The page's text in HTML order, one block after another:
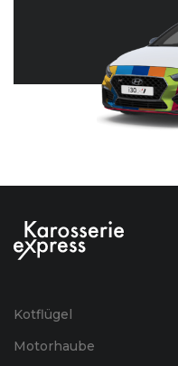
Kotflügel
Motorhaube